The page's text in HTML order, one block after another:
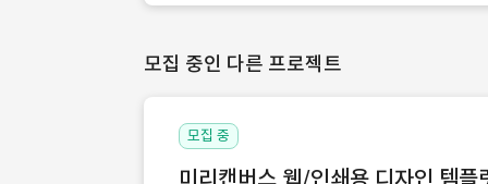
모집 중인 다른 프로젝트
모집 중